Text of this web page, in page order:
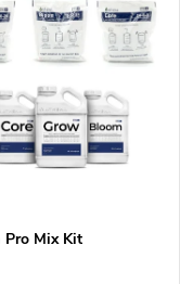
Pro Mix Kit